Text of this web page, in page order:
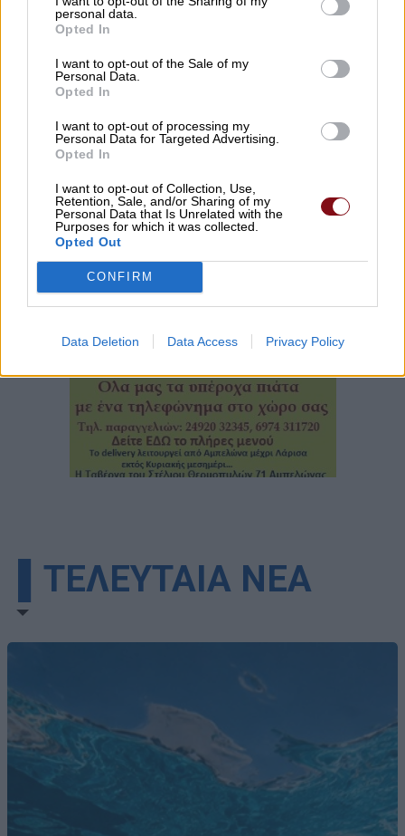
personal data.
Opted In
I want to opt-out of the Sale of my
Personal Data.
Opted In
I want to opt-out of processing my
Personal Data for Targeted Advertising.
Opted In
I want to opt-out of Collection, Use,
Retention, Sale, and/or Sharing of my
Personal Data that Is Unrelated with the
Purposes for which it was collected.
Opted Out
CONFIRM
Data Deletion Data Access Privacy Policy
▌ΤΕΛΕΥΤΑΙΑ ΝΕΑ